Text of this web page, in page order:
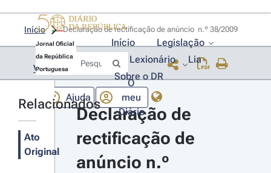
Jornal Oficial
da República
Portuguesa
Início
Legislação
Lexionário
Lia
Sobre o DR
Ajuda
O
meu
Diário
Início
Voltar
Relacionados
Ato
Original
Declaração de
rectificação de
anúncio n.º